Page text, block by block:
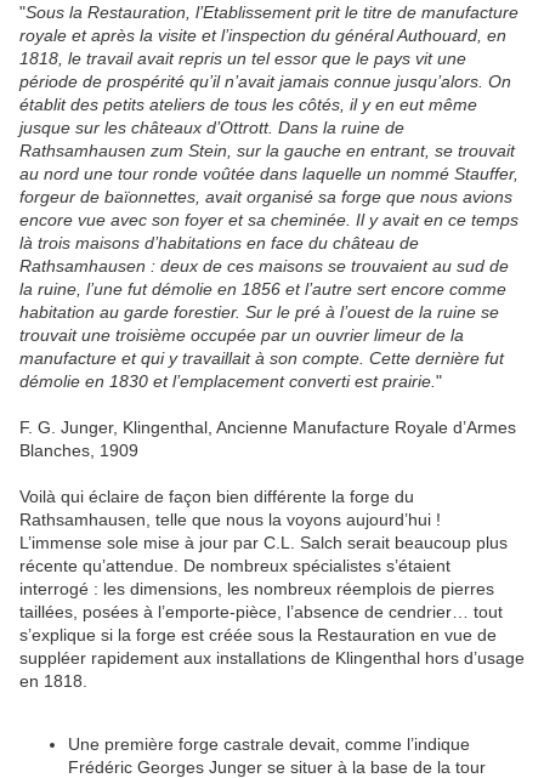
"Sous la Restauration, l’Etablissement prit le titre de manufacture
royale et après la visite et l’inspection du général Authouard, en
1818, le travail avait repris un tel essor que le pays vit une
période de prospérité qu’il n’avait jamais connue jusqu’alors. On
établit des petits ateliers de tous les côtés, il y en eut même
jusque sur les châteaux d’Ottrott. Dans la ruine de
Rathsamhausen zum Stein, sur la gauche en entrant, se trouvait
au nord une tour ronde voûtée dans laquelle un nommé Stauffer,
forgeur de baïonnettes, avait organisé sa forge que nous avions
encore vue avec son foyer et sa cheminée. Il y avait en ce temps
là trois maisons d’habitations en face du château de
Rathsamhausen : deux de ces maisons se trouvaient au sud de
la ruine, l’une fut démolie en 1856 et l’autre sert encore comme
habitation au garde forestier. Sur le pré à l’ouest de la ruine se
trouvait une troisième occupée par un ouvrier limeur de la
manufacture et qui y travaillait à son compte. Cette dernière fut
démolie en 1830 et l’emplacement converti est prairie. "
F. G. Junger, Klingenthal, Ancienne Manufacture Royale d’Armes
Blanches, 1909
Voilà qui éclaire de façon bien différente la forge du
Rathsamhausen, telle que nous la voyons aujourd’hui !
L’immense sole mise à jour par C.L. Salch serait beaucoup plus
récente qu’attendue. De nombreux spécialistes s’étaient
interrogé : les dimensions, les nombreux réemplois de pierres
taillées, posées à l’emporte-pièce, l’absence de cendrier… tout
s’explique si la forge est créée sous la Restauration en vue de
suppléer rapidement aux installations de Klingenthal hors d’usage
en 1818.
Une première forge castrale devait, comme l’indique
Frédéric Georges Junger se situer à la base de la tour